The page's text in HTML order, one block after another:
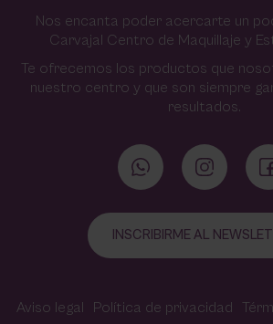
Nos encanta poder acercarte un
Carvajal Centro de Maquillaje y
Te ofrecemos los productos que
nuestro centro y que son siempre
resultados.
INSCRIBIRME AL
Aviso legal Política de privacidad